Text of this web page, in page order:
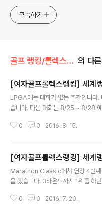
설턴트, 골프 컬럼리스트, 골프 프로페셔널, 골프 이벤젤리스
트
구독하기
골프 랭킹/롤렉스 랭킹(여자) 의 다
[여자골프롤렉스랭킹] 세
LPGA에는 대회가 없는 주간입니다.
습니다. 다음 대회는 8/25 ~ 8/28
아고가 43주 연속 1위를 유지하고
m/en/rankings/ 항상 배려하는
dGolf!
0 0 2016. 8. 15.
[여자골프롤렉스랭킹] 세
Marathon Classic에서 연장 4번째
을 했습니다. 3라운드까지 1위를 하
장전에 들어가서 좋은 기회가 있었으
0 0 2016. 7. 20.